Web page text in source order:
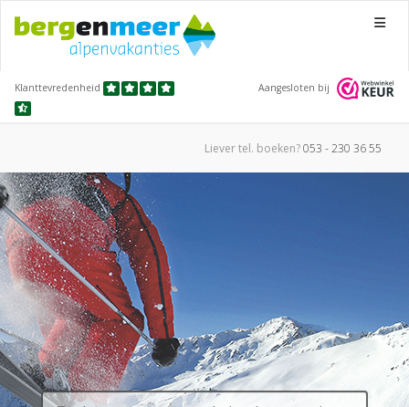
Menu
Klanttevredenheid Aangesloten bij
Liever tel. boeken?053 - 230 36 55